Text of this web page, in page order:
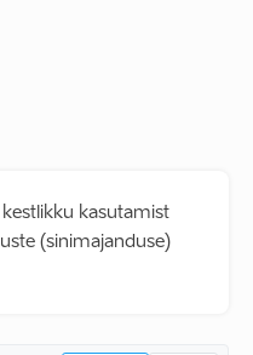
kasutamist
(sinimajanduse)